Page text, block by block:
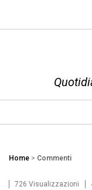
Home > Commenti
726 Visualizzazioni